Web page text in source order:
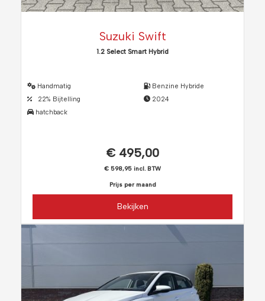
Suzuki Swift
1.2 Select Smart Hybrid
Handmatig
22% Bijtelling
hatchback
Benzine Hybride
2024
€ 495,00
€ 598,95 incl. BTW
Prijs per maand
Bekijken